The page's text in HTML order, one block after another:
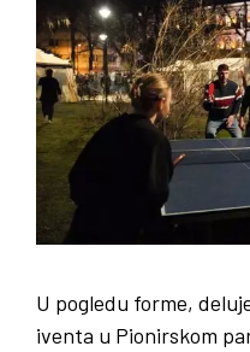
U pogledu forme,
iventa u Pionirskom